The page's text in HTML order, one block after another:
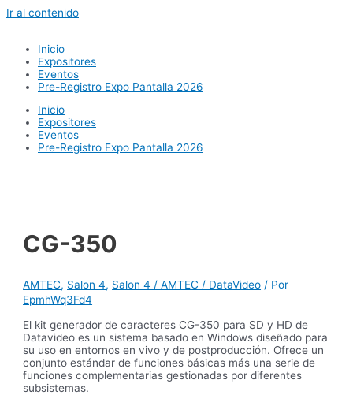
Ir al contenido
Inicio
Expositores
Eventos
Pre-Registro Expo Pantalla 2026
Inicio
Expositores
Eventos
Pre-Registro Expo Pantalla 2026
CG-350
AMTEC, Salon 4, Salon 4 / AMTEC / DataVideo / Por
EpmhWq3Fd4
El kit generador de caracteres CG-350 para SD y HD de
Datavideo es un sistema basado en Windows diseñado para
su uso en entornos en vivo y de postproducción. Ofrece un
conjunto estándar de funciones básicas más una serie de
funciones complementarias gestionadas por diferentes
subsistemas.